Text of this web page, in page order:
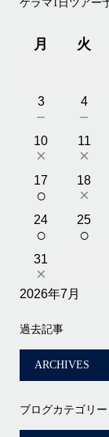
ケラマ1日ツアー
月 火
3
－
4
－
10
×
11
×
17
○
18
×
24
○
25
○
31
×
2026年7月
過去記事
ブログカテゴリー